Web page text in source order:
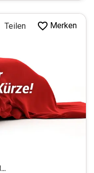
Teilen Merken